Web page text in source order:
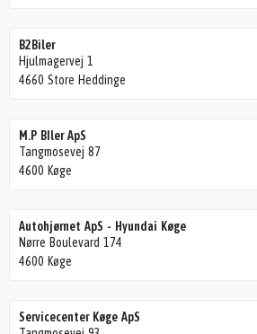
B2Biler
Hjulmagervej 1
4660 Store Heddinge
M.P BIler ApS
Tangmosevej 87
4600 Køge
Autohjørnet ApS - Hyundai Køge
Nørre Boulevard 174
4600 Køge
Servicecenter Køge ApS